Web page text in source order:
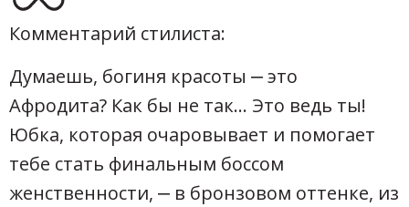
Комментарий стилиста:
Думаешь, богиня красоты ‒ это
Афродита? Как бы не так… Это ведь ты!
Юбка, которая очаровывает и помогает
тебе стать финальным боссом
женственности, ‒ в бронзовом оттенке, из